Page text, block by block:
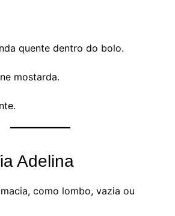
quente dentro do bolo.
mostarda.
Adelina
como lombo, vazia ou